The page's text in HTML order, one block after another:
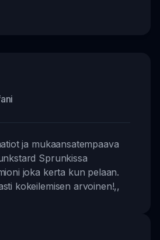
ja mukaansatempaava
Sprunkissa
joka kerta kun pelaan.
kokeilemisen arvoinen!,,